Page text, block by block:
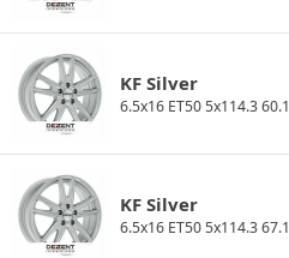
KF Silver
6.5x16 ET50 5x114.3 60.1
KF Silver
6.5x16 ET50 5x114.3 67.1